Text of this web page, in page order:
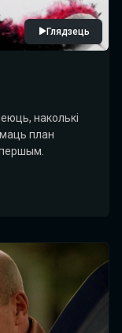
Глядзець
наколькі
план
першым.